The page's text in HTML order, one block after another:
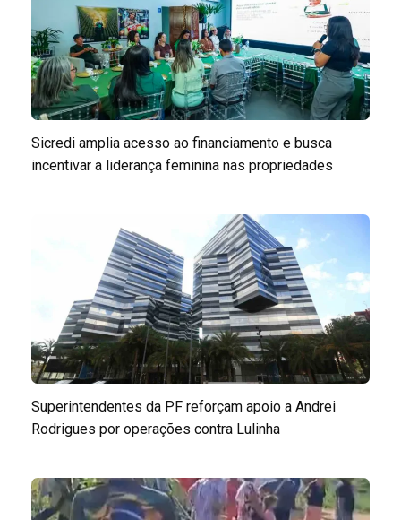
Sicredi amplia acesso ao financiamento e busca
incentivar a liderança feminina nas propriedades
Superintendentes da PF reforçam apoio a Andrei
Rodrigues por operações contra Lulinha